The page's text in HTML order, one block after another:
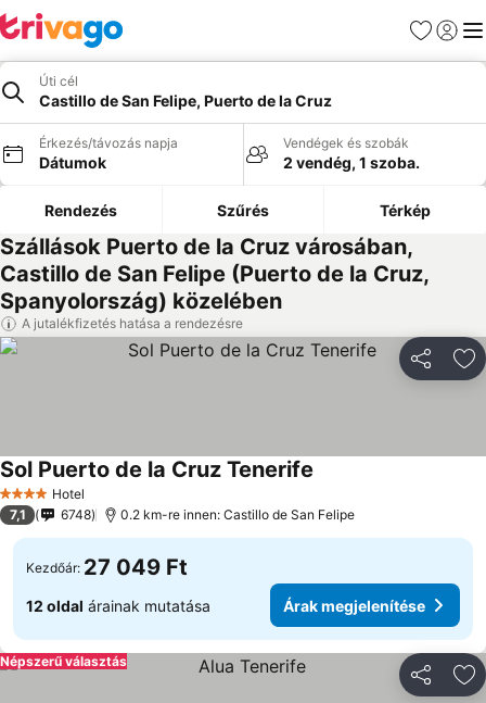
Kedvencek
Úti cél
Castillo de San Felipe, Puerto de la Cruz
Érkezés/távozás napja
Dátumok
Vendégek és szobák
2 vendég, 1 szoba.
Rendezés Szűrés Térkép
Szállások Puerto de la Cruz városában,
Castillo de San Felipe (Puerto de la Cruz,
Spanyolország) közelében
A jutalékfizetés hatása a rendezésre
4 KategóriaHotel
Sol Puerto de la Cruz Tenerife
7,1 6748 0.2 km-re innen: Castillo de San Felipe
Kezdőár: 27 049 Ft
12 oldal árainak mutatása Árak megjelenítése
Népszerű választás